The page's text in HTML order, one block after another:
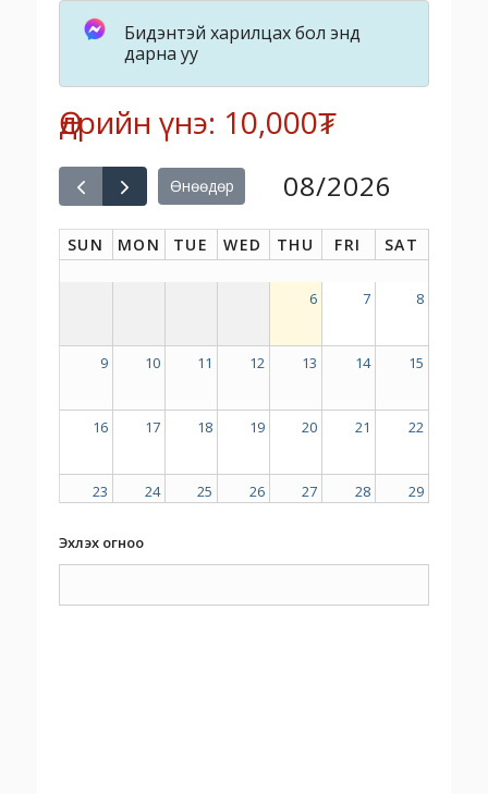
Бидэнтэй харилцах бол энд
дарна уу
Өдрийн үнэ: 10,000₮
Өнөөдөр 08/2026
SUN MON TUE WED THU FRI SAT
6 7 8
9 10 11 12 13 14 15
16 17 18 19 20 21 22
23 24 25 26 27 28 29
Эхлэх огноо